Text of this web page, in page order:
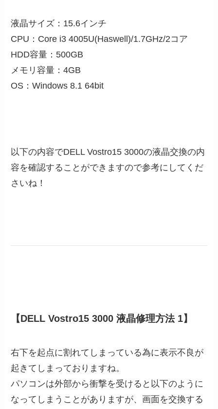
液晶サイズ：15.6インチ
CPU：Core i3 4005U(Haswell)/1.7GHz/2コア
HDD容量：500GB
メモリ容量：4GB
OS：Windows 8.1 64bit
以下の内容でDELL Vostro15 3000の液晶交換の内
容を確認することができますので参考にしてくだ
さいね！
【DELL Vostro15 3000 液晶修理方法 1】
右下を起点に割れてしまっている為に表示不良が
起きてしまっておりますね。
パソコンは外部から衝撃を受けると以下のように
なってしまうことがありますが、画面を交換する